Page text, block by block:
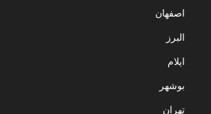
اصفهان
البرز
ایلام
بوشهر
تهران